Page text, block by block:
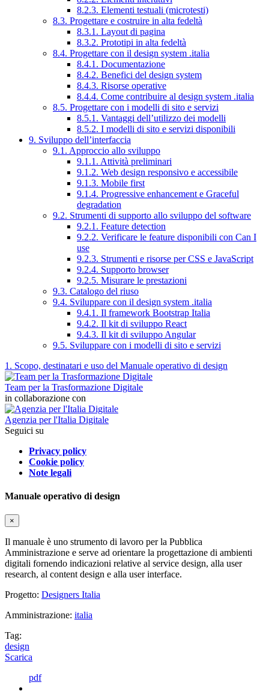
8.2.3. Elementi testuali (microtesti)
8.3. Progettare e costruire in alta fedeltà
8.3.1. Layout di pagina
8.3.2. Prototipi in alta fedeltà
8.4. Progettare con il design system .italia
8.4.1. Documentazione
8.4.2. Benefici del design system
8.4.3. Risorse operative
8.4.4. Come contribuire al design system .italia
8.5. Progettare con i modelli di sito e servizi
8.5.1. Vantaggi dell’utilizzo dei modelli
8.5.2. I modelli di sito e servizi disponibili
9. Sviluppo dell’interfaccia
9.1. Approccio allo sviluppo
9.1.1. Attività preliminari
9.1.2. Web design responsivo e accessibile
9.1.3. Mobile first
9.1.4. Progressive enhancement e Graceful
degradation
9.2. Strumenti di supporto allo sviluppo del software
9.2.1. Feature detection
9.2.2. Verificare le feature disponibili con Can I
use
9.2.3. Strumenti e risorse per CSS e JavaScript
9.2.4. Supporto browser
9.2.5. Misurare le prestazioni
9.3. Catalogo del riuso
9.4. Sviluppare con il design system .italia
9.4.1. Il framework Bootstrap Italia
9.4.2. Il kit di sviluppo React
9.4.3. Il kit di sviluppo Angular
9.5. Sviluppare con i modelli di sito e servizi
1. Scopo, destinatari e uso del Manuale operativo di design
Team per la Trasformazione Digitale
in collaborazione con
Agenzia per l'Italia Digitale
Seguici su
Privacy policy
Cookie policy
Note legali
Manuale operativo di design
×
Il manuale è uno strumento di lavoro per la Pubblica
Amministrazione e serve ad orientare la progettazione di ambienti
digitali fornendo indicazioni relative al service design, alla user
research, al content design e alla user interface.
Progetto: Designers Italia
Amministrazione: italia
Tag:
design
Scarica
pdf